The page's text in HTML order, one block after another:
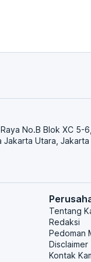
No.B Blok XC 5-6,
Jakarta Utara, Jakarta
Tentang
Redaksi
Pedoman
Disclaimer
Kontak